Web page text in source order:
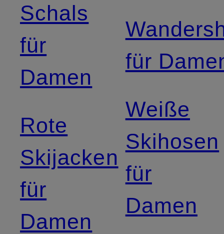
Schals
für
Damen
Rote
Skijacken
für
Damen
für
Weiße
Skihosen
für
Damen